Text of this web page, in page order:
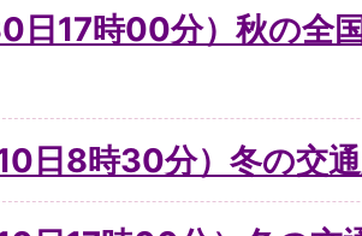
日17時00分）秋の全
10日8時30分）冬の交